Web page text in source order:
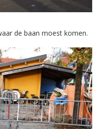
de baan moest komen.